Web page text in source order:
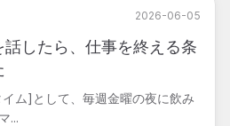
2026-06-05
したら、仕事を終える条
ム]として、毎週金曜の夜に飲み
...